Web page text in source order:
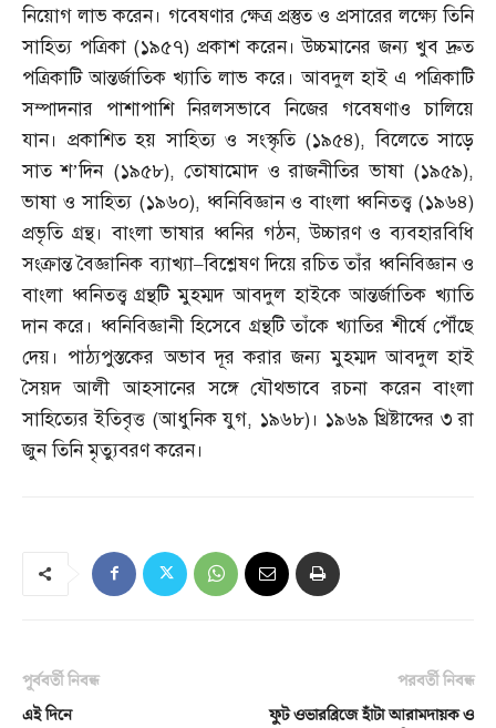
নিয়োগ লাভ করেন। গবেষণার ক্ষেত্র প্রস্তুত ও প্রসারের লক্ষ্যে তিনি
সাহিত্য পত্রিকা (১৯৫৭) প্রকাশ করেন। উচ্চমানের জন্য খুব দ্রুত
পত্রিকাটি আন্তর্জাতিক খ্যাতি লাভ করে। আবদুল হাই এ পত্রিকাটি
সম্পাদনার পাশাপাশি নিরলসভাবে নিজের গবেষণাও চালিয়ে
যান। প্রকাশিত হয় সাহিত্য ও সংস্কৃতি (১৯৫৪),বিলেতে সাড়ে
সাত শ’দিন (১৯৫৮),তোষামোদ ও রাজনীতির ভাষা (১৯৫৯),
ভাষা ও সাহিত্য (১৯৬০), ধ্বনিবিজ্ঞান ও বাংলা ধ্বনিতত্ত্ব (১৯৬৪)
প্রভৃতি গ্রন্থ। বাংলা ভাষার ধ্বনির গঠন,উচ্চারণ ও ব্যবহারবিধি
সংক্রান্ত বৈজ্ঞানিক ব্যাখ্যা–বিশ্লেষণ দিয়ে রচিত তাঁর ধ্বনিবিজ্ঞান ও
বাংলা ধ্বনিতত্ত্ব গ্রন্থটি মুহম্মদ আবদুল হাইকে আন্তর্জাতিক খ্যাতি
দান করে। ধ্বনিবিজ্ঞানী হিসেবে গ্রন্থটি তাঁকে খ্যাতির শীর্ষে পৌঁছে
দেয়। পাঠ্যপুস্তকের অভাব দূর করার জন্য মুহম্মদ আবদুল হাই
সৈয়দ আলী আহসানের সঙ্গে যৌথভাবে রচনা করেন বাংলা
সাহিত্যের ইতিবৃত্ত (আধুনিক যুগ, ১৯৬৮)। ১৯৬৯ খ্রিষ্টাব্দের ৩ রা
জুন তিনি মৃত্যুবরণ করেন।
পূর্ববর্তী নিবন্ধ
এই দিনে
পরবর্তী নিবন্ধ
ফুট ওভারব্রিজে হাঁটা আরামদায়ক ও